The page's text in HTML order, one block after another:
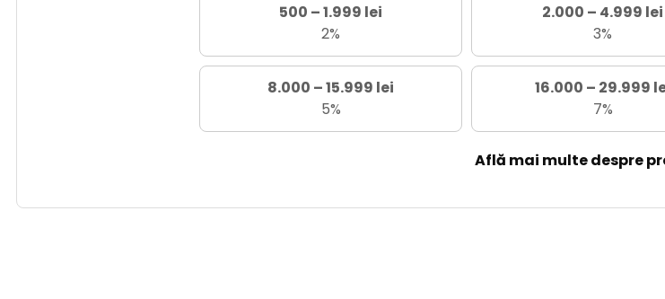
500 – 1.999 lei
2%
2.000 – 4.999 lei
3%
8.000 – 15.999 lei
5%
16.000 – 29.999
7%
Află mai multe despre